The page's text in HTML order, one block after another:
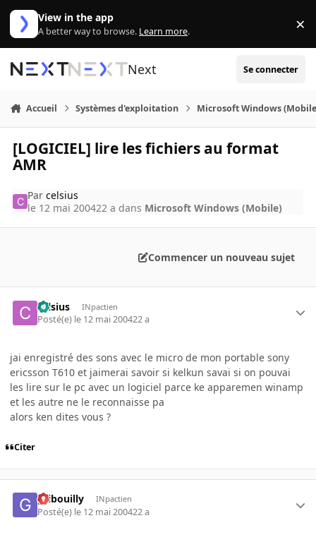
Aller au contenu
View in the app
A better way to browse. Learn more. ×
Next Se connecter
Accueil Systèmes d'exploitation Microsoft Windows
[LOGICIEL] lire les fichiers au format
AMR
Parcelsius
le 12 mai 200422 a dans Microsoft Windows (Mobile)
Commencer un nouveau sujet
celsius INpactien
Posté(e) le 12 mai 200422 a
jai enregistré des sons avec le micro de mon portable sony
ericsson T610 et jaimerai savoir si kelkun savai si on pouvai
les lire sur le pc avec un logiciel parce ke apparemen winamp
et les autre ne le reconnaisse pa
alors ken dites vous ?
Citer
gribouilly INpactien
Posté(e) le 12 mai 200422 a